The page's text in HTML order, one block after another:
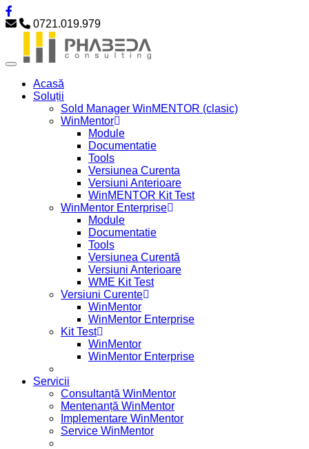
0721.019.979
Acasă
Soluții
Sold Manager WinMENTOR (clasic)
WinMentor
Module
Documentatie
Tools
Versiunea Curenta
Versiuni Anterioare
WinMENTOR Kit Test
WinMentor Enterprise
Module
Documentatie
Tools
Versiunea Curentă
Versiuni Anterioare
WME Kit Test
Versiuni Curente
WinMentor
WinMentor Enterprise
Kit Test
WinMentor
WinMentor Enterprise
Servicii
Consultanță WinMentor
Mentenanță WinMentor
Implementare WinMentor
Service WinMentor